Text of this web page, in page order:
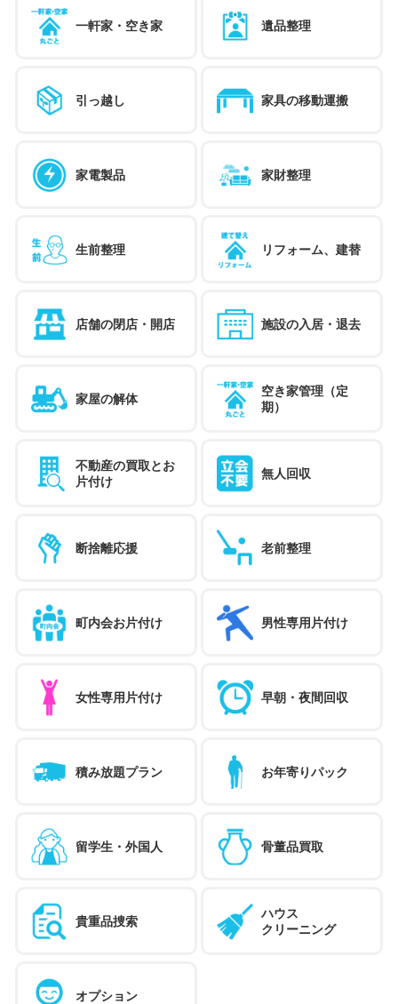
一軒家・空き家 遺品整理
引っ越し 家具の移動運搬
家電製品 家財整理
生前整理 リフォーム、建替
店舗の閉店・開店 施設の入居・退去
家屋の解体
空き家管理（定
期）
不動産の買取とお
片付け
無人回収
断捨離応援 老前整理
町内会お片付け 男性専用片付け
女性専用片付け 早朝・夜間回収
積み放題プラン お年寄りパック
留学生・外国人 骨董品買取
貴重品捜索
ハウス
クリーニング
オプション